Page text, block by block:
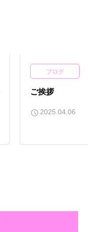
ブログ
ご挨拶
2025.04.06